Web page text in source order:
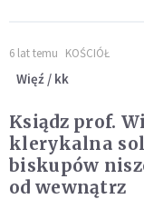
6 lat temu KOŚCIÓŁ
Więź / kk
Ksiądz prof.
klerykalna
biskupów
od wewnątrz